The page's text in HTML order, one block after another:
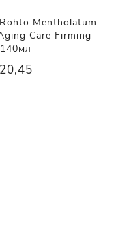
Mentholatum
Care Firming